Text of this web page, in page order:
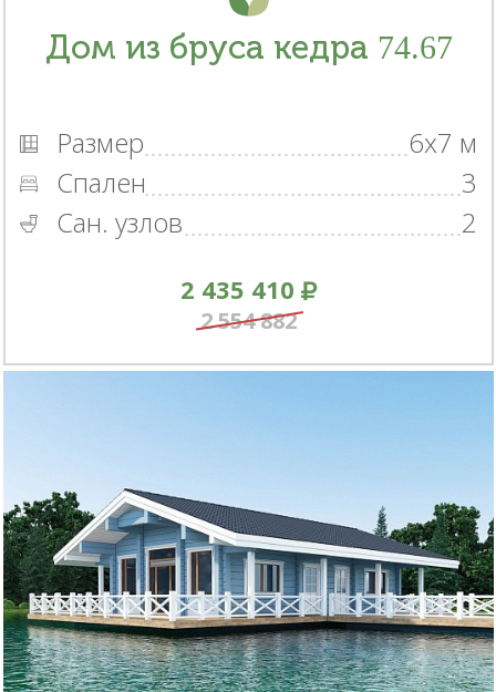
Дом из бруса кедра 74.67
Размер
6x7 м
Спален
3
Сан. узлов
2
2 435 410
2 554 882